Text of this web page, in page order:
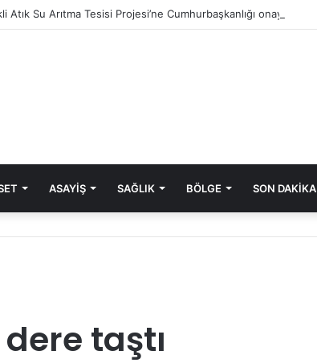
Atık Su Arıtma Tesisi Projesi’ne Cumhurbaşkanlığı onayı
ASAYIŞ SAĞLIK BÖLGE SON DAKIKA
taştı